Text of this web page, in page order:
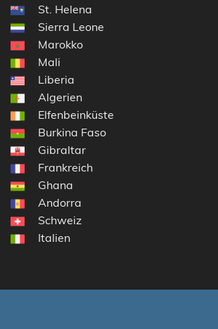
St. Helena
Sierra Leone
Marokko
Mali
Liberia
Algerien
Elfenbeinküste
Burkina Faso
Gibraltar
Frankreich
Ghana
Andorra
Schweiz
Italien